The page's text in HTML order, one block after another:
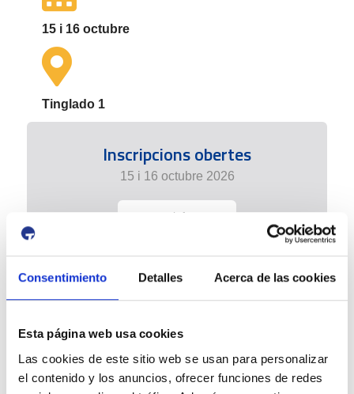
Consentimiento Detalles Acerca de las cookies
Esta página web usa cookies
Las cookies de este sitio web se usan para personalizar
el contenido y los anuncios, ofrecer funciones de redes
15 i 16 octubre
Tinglado 1
Inscripcions obertes
15 i 16 octubre 2026
+ info